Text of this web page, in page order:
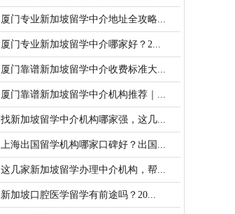
厦门专业新加坡留学中介地址全攻略...
厦门专业新加坡留学中介哪家好？2...
厦门靠谱新加坡留学中介收费标准大...
厦门靠谱新加坡留学中介机构推荐｜...
找新加坡留学中介机构哪家强，这几...
上海出国留学机构哪家口碑好？出国...
这几家新加坡留学办理中介机构，帮...
新加坡口腔医学留学有前途吗？20...